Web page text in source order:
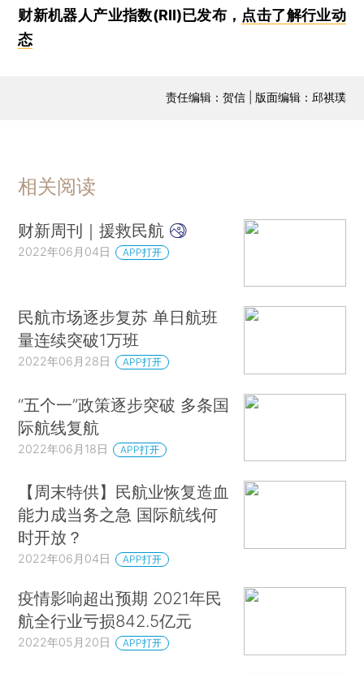
财新机器人产业指数(RII)已发布， 点击了解行业动
态
责任编辑：贺信 | 版面编辑：邱祺璞
相关阅读
财新周刊｜援救民航
2022年06月04日 APP打开
民航市场逐步复苏 单日航班
量连续突破1万班
2022年06月28日 APP打开
“五个一”政策逐步突破 多条国
际航线复航
2022年06月18日 APP打开
【周末特供】民航业恢复造血
能力成当务之急 国际航线何
时开放？
2022年06月04日 APP打开
疫情影响超出预期 2021年民
航全行业亏损842.5亿元
2022年05月20日 APP打开